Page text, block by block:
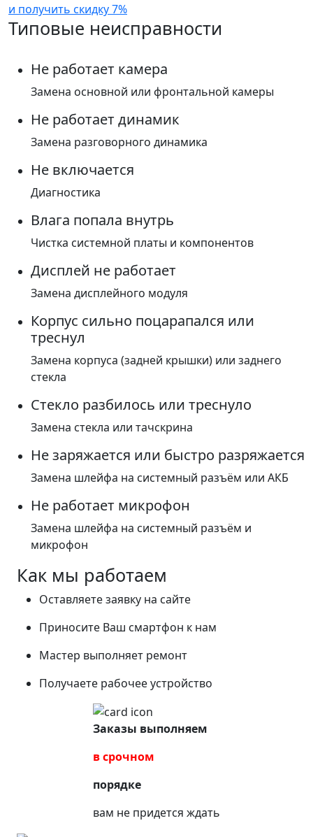
и получить скидку 7%
Типовые неисправности
Не работает камера
Замена основной или фронтальной камеры
Не работает динамик
Замена разговорного динамика
Не включается
Диагностика
Влага попала внутрь
Чистка системной платы и компонентов
Дисплей не работает
Замена дисплейного модуля
Корпус сильно поцарапался или
треснул
Замена корпуса (задней крышки) или заднего
стекла
Стекло разбилось или треснуло
Замена стекла или тачскрина
Не заряжается или быстро разряжается
Замена шлейфа на системный разъём или АКБ
Не работает микрофон
Замена шлейфа на системный разъём и
микрофон
Как мы работаем
Оставляете заявку на сайте
Приносите Ваш смартфон к нам
Мастер выполняет ремонт
Получаете рабочее устройство
Заказы выполняем
в срочном
порядке
вам не придется ждать